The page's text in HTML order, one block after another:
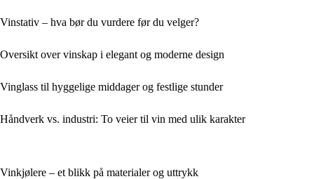
Vinstativ – hva bør du vurdere før du velger?
Oversikt over vinskap i elegant og moderne design
Vinglass til hyggelige middager og festlige stunder
Håndverk vs. industri: To veier til vin med ulik karakter
Vinkjølere – et blikk på materialer og uttrykk